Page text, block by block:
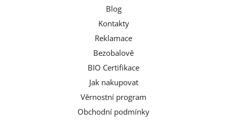
Blog
Kontakty
Reklamace
Bezobalově
BIO Certifikace
Jak nakupovat
Věrnostní program
Obchodní podmínky